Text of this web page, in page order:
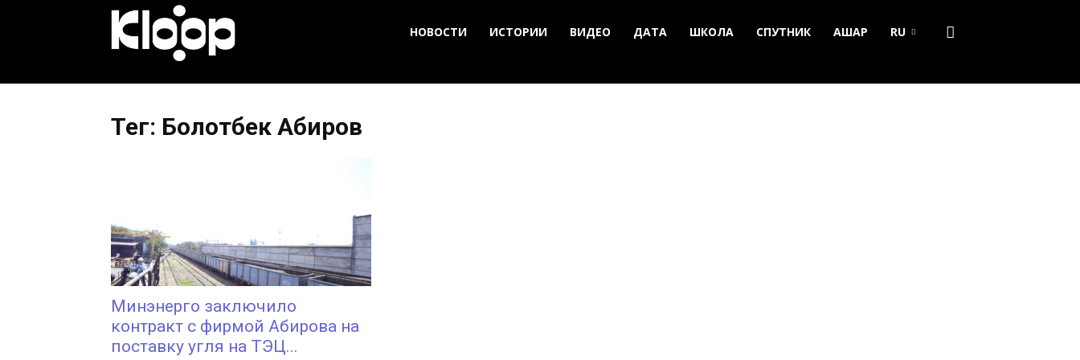
НОВОСТИ ИСТОРИИ ВИДЕО ДАТА ШКОЛА СПУТНИК АШАР RU
Тег: Болотбек Абиров
Минэнерго заключило
контракт с фирмой Абирова на
поставку угля на ТЭЦ...